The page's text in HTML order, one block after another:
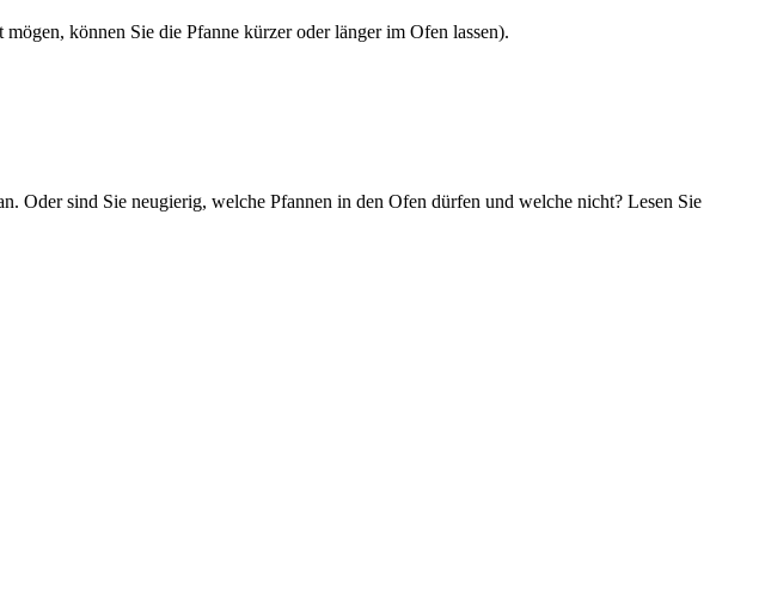
können Sie die Pfanne kürzer oder länger im Ofen lassen).
Oder sind Sie neugierig, welche Pfannen in den Ofen dürfen und welche nicht? Lesen Sie